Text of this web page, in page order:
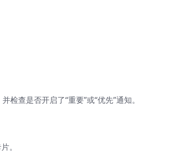
查是否开启了“重要”或“优先”通知。
。